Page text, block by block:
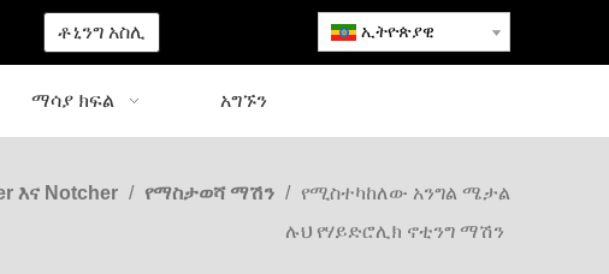
ቶኒንግ አስሊ ኢትዮጵያዊ
ማሳያ ክፍል አግኙን
እና Notcher / የማስታወሻ ማሽን / የሚስተካከለው አንግል ሜታል
ሉህ የሃይድሮሊክ ኖቲንግ ማሽን